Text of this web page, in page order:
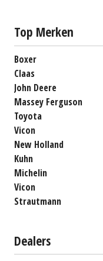
Top Merken
Boxer
Claas
John Deere
Massey Ferguson
Toyota
Vicon
New Holland
Kuhn
Michelin
Vicon
Strautmann
Dealers